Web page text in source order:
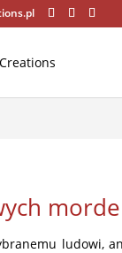
in/home/
ludowi,